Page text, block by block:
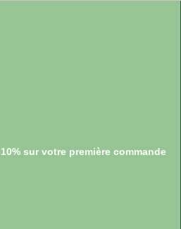
sur votre première commande